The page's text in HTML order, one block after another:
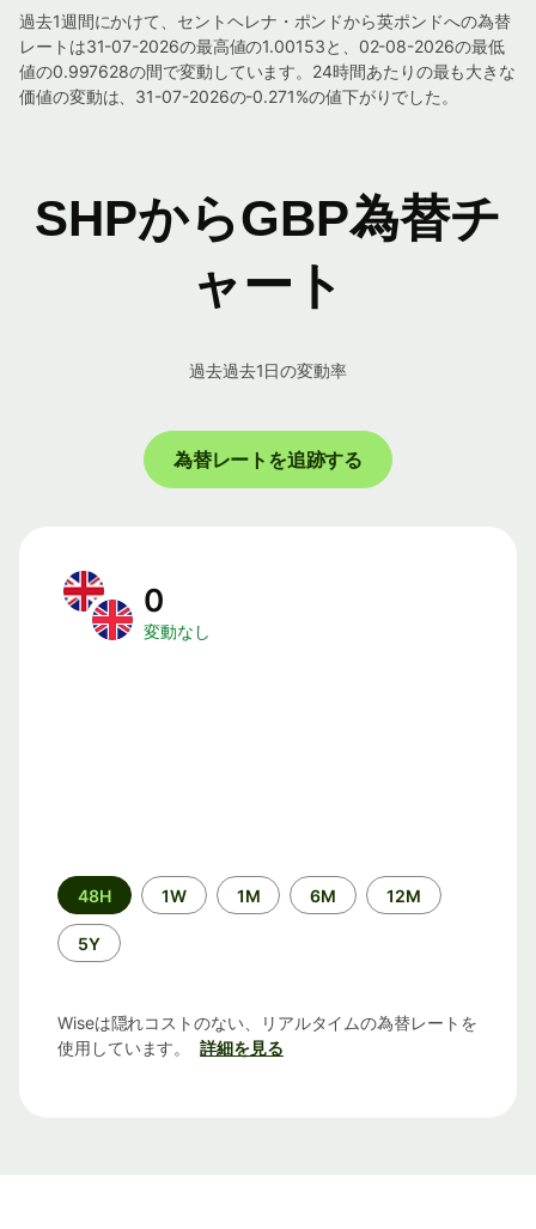
過去1週間にかけて、セントヘレナ・ポンドから英ポンドへの為替
レートは31-07-2026の最高値の1.00153と、02-08-2026の最低
値の0.997628の間で変動しています。24時間あたりの最も大きな
価値の変動は、31-07-2026の-0.271%の値下がりでした。
SHPからGBP為替チ
ャート
過去過去1日の変動率
為替レートを追跡する
0
変動なし
期
間
48H 1W 1M 6M 12M
5Y
Wiseは隠れコストのない、リアルタイムの為替レートを
使用しています。
詳細を見る